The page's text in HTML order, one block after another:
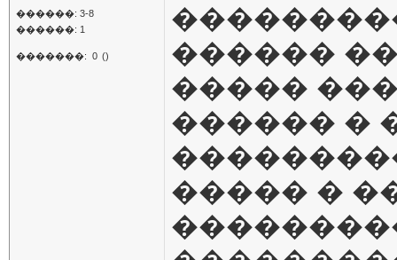
������: 3-8
������: 1
�������: 0 ()
������
�����
������ �
����� �